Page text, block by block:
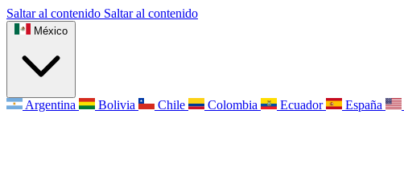
Saltar al contenido Saltar al contenido
México
Argentina Bolivia Chile Colombia Ecuador España